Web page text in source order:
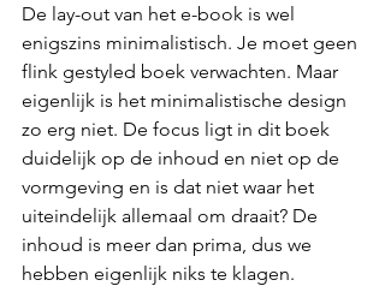
De lay-out van het e-book is wel
enigszins minimalistisch. Je moet geen
flink gestyled boek verwachten. Maar
eigenlijk is het minimalistische design
zo erg niet. De focus ligt in dit boek
duidelijk op de inhoud en niet op de
vormgeving en is dat niet waar het
uiteindelijk allemaal om draait? De
inhoud is meer dan prima, dus we
hebben eigenlijk niks te klagen.